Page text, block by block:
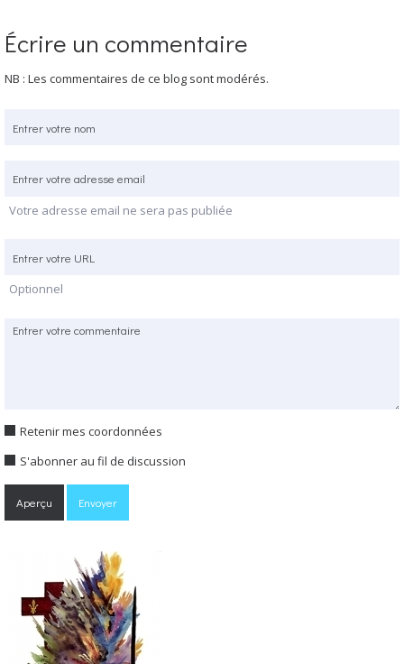
Écrire un commentaire
NB : Les commentaires de ce blog sont modérés.
Votre adresse email ne sera pas publiée
Optionnel
Retenir mes coordonnées
S'abonner au fil de discussion